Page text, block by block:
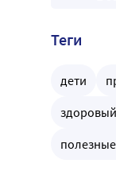
Теги
дети